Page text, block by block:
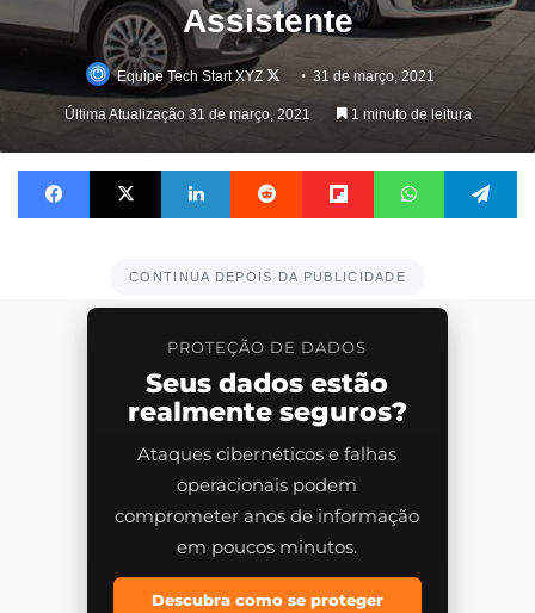
Assistente
Equipe Tech Start XYZ
Follow
on
31 de março, 2021
Última Atualização 31 de março, 2021 1 minuto de leitura
Facebook X Linkedin Reddit Flipboard WhatsApp
CONTINUA DEPOIS DA PUBLICIDADE
PROTEÇÃO DE DADOS
Seus dados estão
realmente seguros?
Ataques cibernéticos e falhas
operacionais podem
comprometer anos de informação
em poucos minutos.
Descubra como se proteger